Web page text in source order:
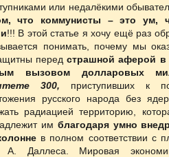
или недалёкими
что коммунисты – это ум,
!!! В этой статье я хочу ещё раз
понимать, почему мы
перед страшной аферой в
вызовом
долларовых
300, приступивших к
русского народа без
радиацией территорию,
им благодаря умно
в полном соответствии с
Даллеса. Мировая